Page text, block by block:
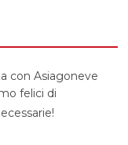
con Asiagoneve
felici di